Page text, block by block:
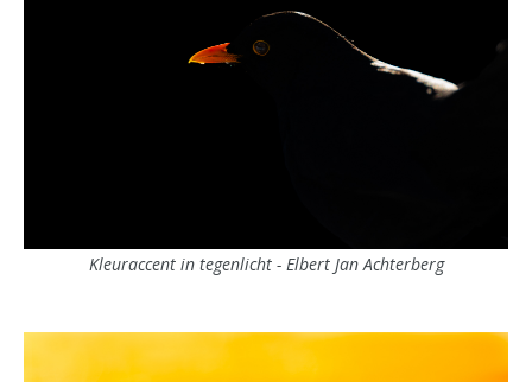
Kleuraccent in tegenlicht - Elbert Jan Achterberg